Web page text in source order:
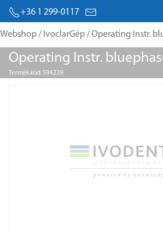
+36 1 299-0117
Webshop/ IvoclarGép/ Operating Instr.
Operating Instr.
Termék kód: 594239